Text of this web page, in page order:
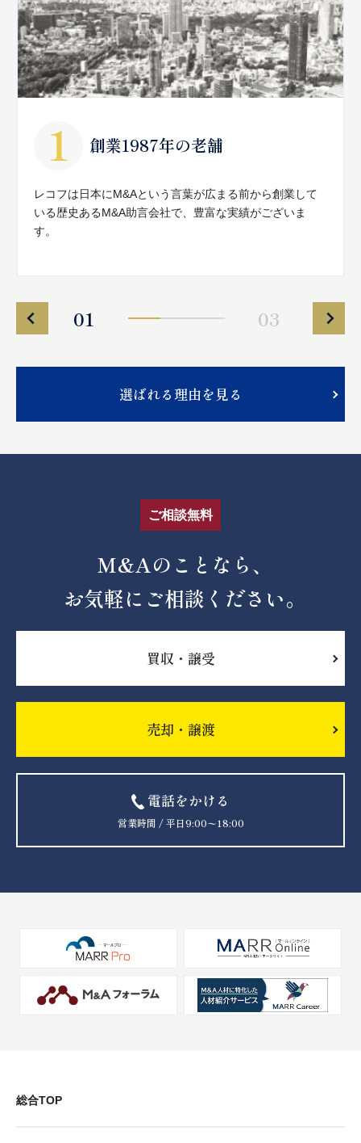
創業1987年の老舗
レコフは日本にM&Aという言葉が広まる前から創業して
いる歴史あるM&A助言会社で、豊富な実績がございま
す。
01 03
選ばれる理由を見る
ご相談無料
M&Aのことなら、
お気軽にご相談ください。
買収・譲受
売却・譲渡
電話をかける
営業時間 / 平日9:00〜18:00
総合TOP